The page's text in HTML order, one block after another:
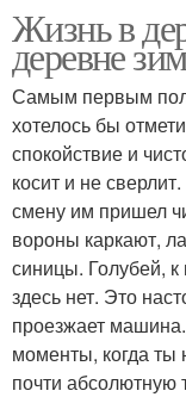
Жизнь в
деревне
Самым первым
хотелось бы
спокойствие и
косит и не
смену им пришел
вороны каркают,
синицы. Голубей,
здесь нет. Это
проезжает
моменты, когда
почти абсолютную